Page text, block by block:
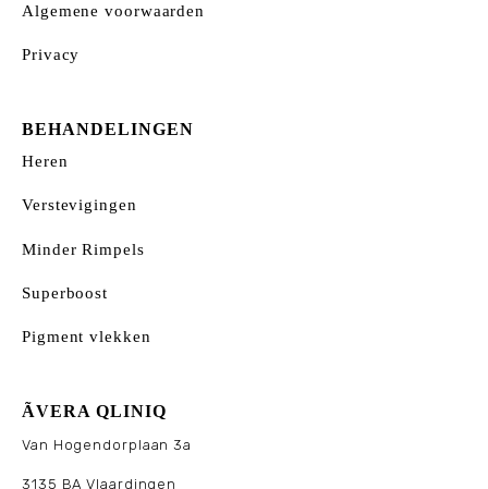
Algemene voorwaarden
Privacy
BEHANDELINGEN
Heren
Verstevigingen
Minder Rimpels
Superboost
Pigment vlekken
ÃVERA QLINIQ
Van Hogendorplaan 3a
3135 BA Vlaardingen